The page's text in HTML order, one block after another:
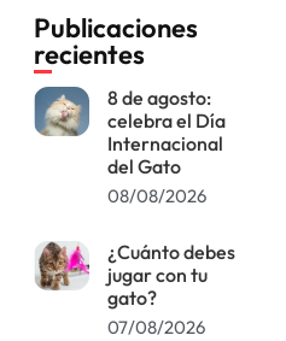
Publicaciones
recientes
8 de agosto:
celebra el Día
Internacional
del Gato
08/08/2026
¿Cuánto debes
jugar con tu
gato?
07/08/2026